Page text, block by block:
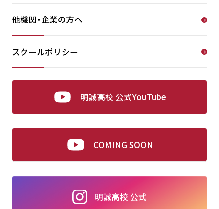
他機関・企業の方へ
スクールポリシー
明誠高校 公式YouTube
COMING SOON
明誠高校 公式